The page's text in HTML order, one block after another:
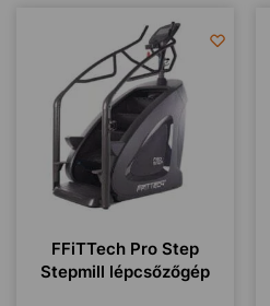
FFiTTech Pro Step
Stepmill lépcsőzőgép